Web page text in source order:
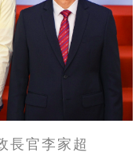
長官李家超